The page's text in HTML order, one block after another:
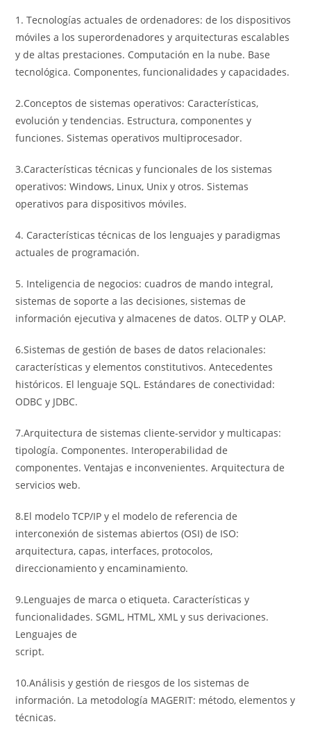
1. Tecnologías actuales de ordenadores: de los dispositivos
móviles a los superordenadores y arquitecturas escalables
y de altas prestaciones. Computación en la nube. Base
tecnológica. Componentes, funcionalidades y capacidades.
2.Conceptos de sistemas operativos: Características,
evolución y tendencias. Estructura, componentes y
funciones. Sistemas operativos multiprocesador.
3.Características técnicas y funcionales de los sistemas
operativos: Windows, Linux, Unix y otros. Sistemas
operativos para dispositivos móviles.
4. Características técnicas de los lenguajes y paradigmas
actuales de programación.
5. Inteligencia de negocios: cuadros de mando integral,
sistemas de soporte a las decisiones, sistemas de
información ejecutiva y almacenes de datos. OLTP y OLAP.
6.Sistemas de gestión de bases de datos relacionales:
características y elementos constitutivos. Antecedentes
históricos. El lenguaje SQL. Estándares de conectividad:
ODBC y JDBC.
7.Arquitectura de sistemas cliente-servidor y multicapas:
tipología. Componentes. Interoperabilidad de
componentes. Ventajas e inconvenientes. Arquitectura de
servicios web.
8.El modelo TCP/IP y el modelo de referencia de
interconexión de sistemas abiertos (OSI) de ISO:
arquitectura, capas, interfaces, protocolos,
direccionamiento y encaminamiento.
9.Lenguajes de marca o etiqueta. Características y
funcionalidades. SGML, HTML, XML y sus derivaciones.
Lenguajes de
script.
10.Análisis y gestión de riesgos de los sistemas de
información. La metodología MAGERIT: método, elementos y
técnicas.